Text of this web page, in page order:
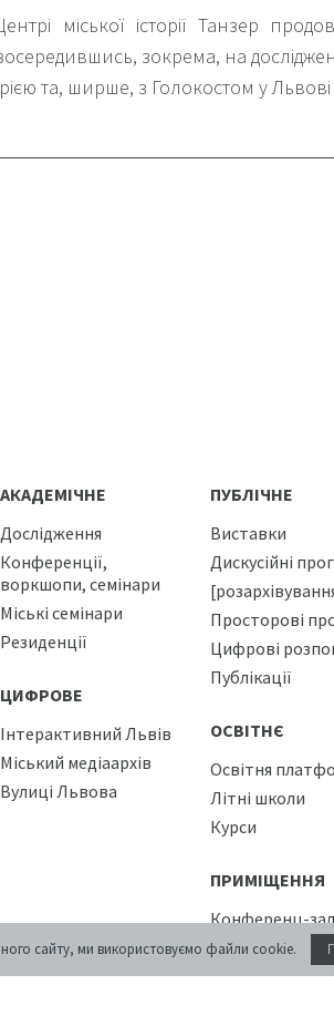
міської історії Танзер
зокрема, на
та, ширше, з Голокостом у
АКАДЕМІЧНЕ
Дослідження
Конференції,
воркшопи, семінари
Міські семінари
Резиденції
ЦИФРОВЕ
Інтерактивний Львів
Міський медіаархів
Вулиці Львова
ПУБЛІЧНЕ
Виставки
Дискусійні
Просторові
Цифрові
Публікації
ОСВІТНЄ
Освітня
Літні школи
Курси
ПРИМІЩЕННЯ
Конференц-зал
Проживання
Кафе
сайту, ми використовуємо файли cookie.